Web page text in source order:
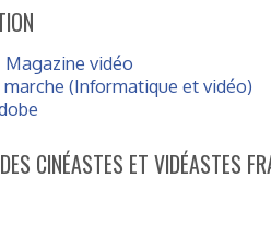
vidéo
(Informatique et vidéo)
CINÉASTES ET VIDÉASTES